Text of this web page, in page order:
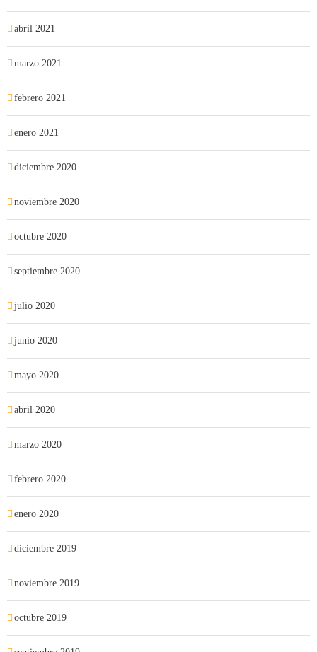
abril 2021
marzo 2021
febrero 2021
enero 2021
diciembre 2020
noviembre 2020
octubre 2020
septiembre 2020
julio 2020
junio 2020
mayo 2020
abril 2020
marzo 2020
febrero 2020
enero 2020
diciembre 2019
noviembre 2019
octubre 2019